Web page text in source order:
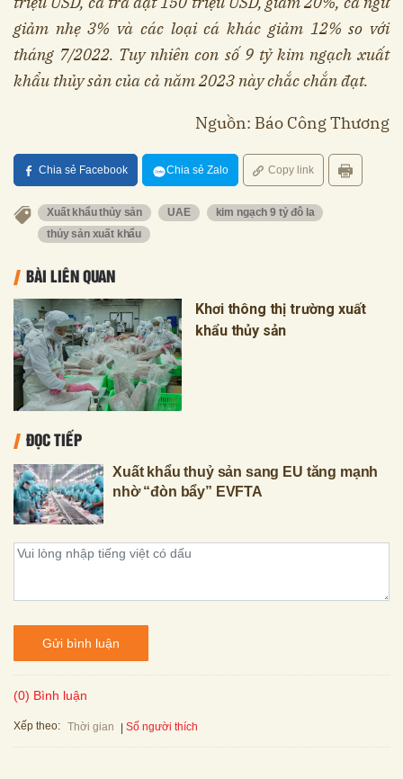
giảm nhẹ 3% và các loại cá khác giảm 12% so với
tháng 7/2022. Tuy nhiên con số 9 tỷ kim ngạch xuất
khẩu thủy sản của cả năm 2023 này chắc chắn đạt.
Nguồn: Báo Công Thương
Chia sẻ Facebook Chia sẻ Zalo Copy link
Xuất khẩu thủy sản UAE
kim ngạch 9 tỷ đô la
thủy sản xuất khẩu
BÀI LIÊN QUAN
Khơi thông thị trường xuất
khẩu thủy sản
ĐỌC TIẾP
Xuất khẩu thuỷ sản sang EU tăng mạnh
nhờ “đòn bẩy” EVFTA
Gửi bình luận
(0) Bình luận
Xếp theo: Thời gian Số người thích